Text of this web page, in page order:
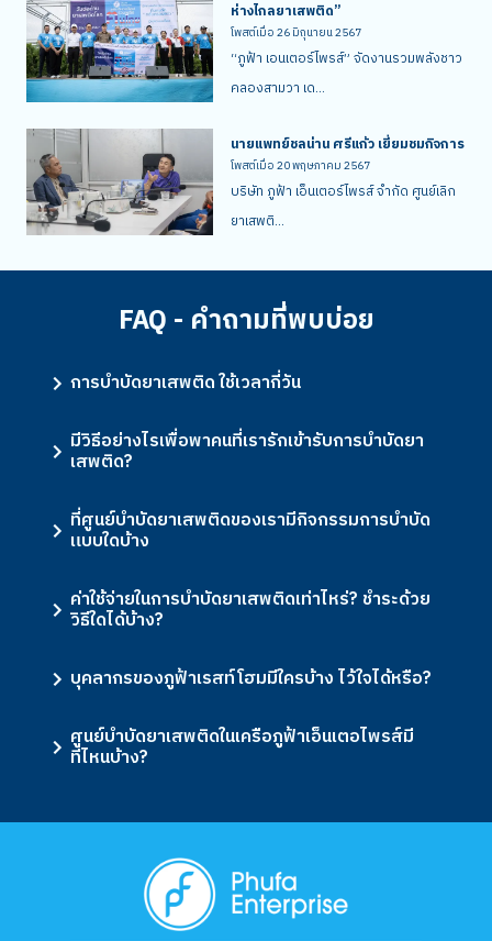
ห่างไกลยาเสพติด”
โพสต์เมื่อ26 มิถุนายน 2567
“ภูฟ้า เอนเตอร์ไพรส์” จัดงานรวมพลังชาว
คลองสามวา เด...
นายแพทย์ชลน่าน ศรีแก้ว เยี่ยมชมกิจการ
โพสต์เมื่อ20 พฤษภาคม 2567
บริษัท ภูฟ้า เอ็นเตอร์ไพรส์ จำกัด ศูนย์เลิก
ยาเสพติ...
FAQ - คำถามที่พบบ่อย
การบำบัดยาเสพติด ใช้เวลากี่วัน
มีวิธีอย่างไรเพื่อพาคนที่เรารักเข้ารับการบำบัดยา
เสพติด?
ที่ศูนย์บำบัดยาเสพติดของเรามีกิจกรรมการบำบัด
แบบใดบ้าง
ค่าใช้จ่ายในการบำบัดยาเสพติดเท่าไหร่? ชำระด้วย
วิธีใดได้บ้าง?
บุคลากรของภูฟ้าเรสท์โฮมมีใครบ้าง ไว้ใจได้หรือ?
ศูนย์บำบัดยาเสพติดในเครือภูฟ้าเอ็นเตอไพรส์มี
ที่ไหนบ้าง?